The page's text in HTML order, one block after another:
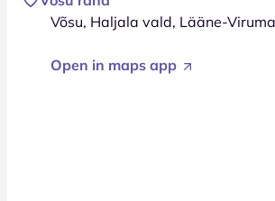
Võsu, Haljala vald, Lääne-
Open in maps app